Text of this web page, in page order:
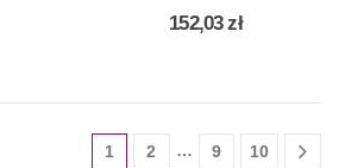
0out of 5
152,03zł
1 2 … 9 10